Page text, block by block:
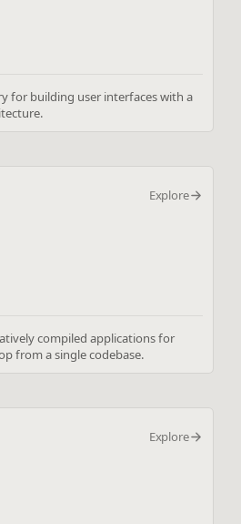
for building user interfaces with a
Explore
compiled applications for
from a single codebase.
Explore